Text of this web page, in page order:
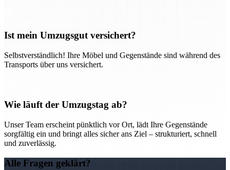
Ist mein Umzugsgut versichert?
Selbstverständlich! Ihre Möbel und Gegenstände sind während des
Transports über uns versichert.
Wie läuft der Umzugstag ab?
Unser Team erscheint pünktlich vor Ort, lädt Ihre Gegenstände
sorgfältig ein und bringt alles sicher ans Ziel – strukturiert, schnell
und zuverlässig.
Alle Fragen geklärt?